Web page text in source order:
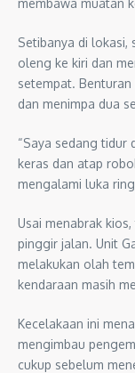
Setibanya di
oleng ke kiri dan
setempat.
dan menimpa dua
“Saya sedang tidur
keras dan atap
mengalami luka
Usai menabrak
pinggir jalan. Unit
melakukan olah
kendaraan masih
Kecelakaan ini
mengimbau
cukup sebelum